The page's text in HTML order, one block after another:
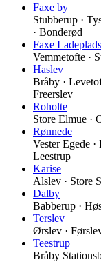
Faxe by
Stubberup ·
· Bonderød
Faxe Ladeplads
Vemmetofte ·
Haslev
Bråby ·
Freerslev
Roholte
Store Elmue ·
Rønnede
Vester Egede
Leestrup
Karise
Alslev · Store
Dalby
Babberup ·
Terslev
Ørslev ·
Teestrup
Bråby